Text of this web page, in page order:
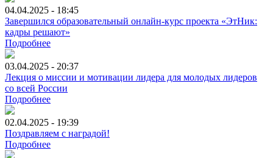
04.04.2025 - 18:45
Завершился образовательный онлайн-курс проекта «ЭтНик:
кадры решают»
Подробнее
03.04.2025 - 20:37
Лекция о миссии и мотивации лидера для молодых лидеров
со всей России
Подробнее
02.04.2025 - 19:39
Поздравляем с наградой!
Подробнее